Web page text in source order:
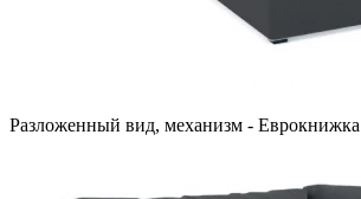
Разложенный вид, механизм - Еврокнижка